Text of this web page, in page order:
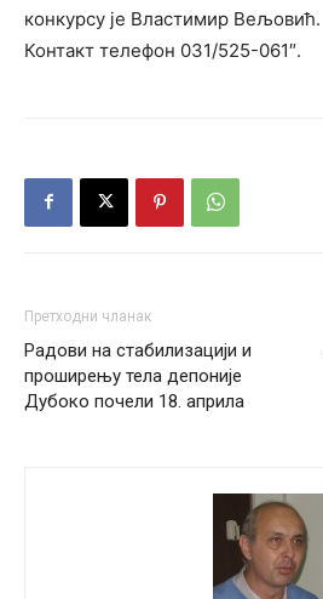
конкурсу је Властимир Вељовић.
Контакт телефон 031/525-061″.
Претходни чланак
Радови на стабилизацији и
проширењу тела депоније
Дубоко почели 18. априла